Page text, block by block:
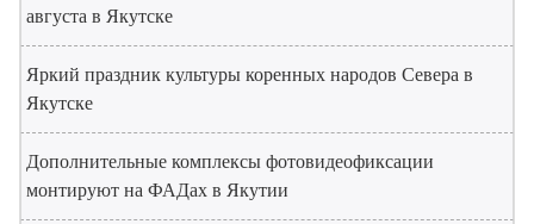
августа в Якутске
Яркий праздник культуры коренных народов Севера в
Якутске
Дополнительные комплексы фотовидеофиксации
монтируют на ФАДах в Якутии